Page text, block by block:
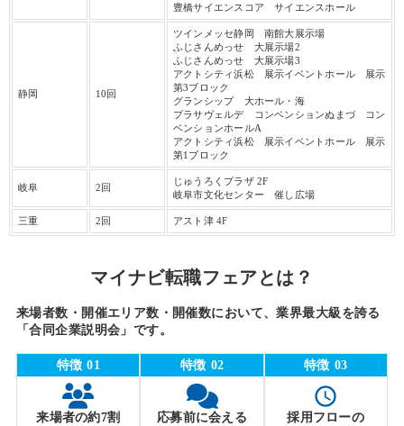
豊橋サイエンスコア サイエンスホール
静岡 10回
ツインメッセ静岡 南館大展示場
ふじさんめっせ 大展示場2
ふじさんめっせ 大展示場3
アクトシティ浜松 展示イベントホール 展示
第3ブロック
グランシップ 大ホール・海
プラサヴェルデ コンベンションぬまづ コン
ベンションホールA
アクトシティ浜松 展示イベントホール 展示
第1ブロック
岐阜 2回
じゅうろくプラザ 2F
岐阜市文化センター 催し広場
三重 2回 アスト津 4F
マイナビ転職フェアとは？
来場者数・開催エリア数・開催数において、業界最大級を誇る
「合同企業説明会」です。
特徴 01
来場者の約7割
特徴 02
応募前に会える
特徴 03
access_time
採用フローの